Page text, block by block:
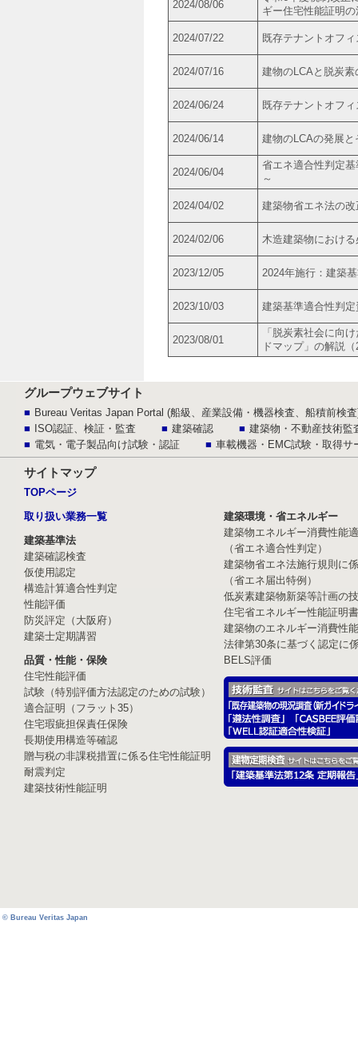
2024/08/06
ギー住宅性能証明
2024/07/22 既存テナントオフ
2024/07/16 建物のLCAと脱炭素
2024/06/24 既存テナントオフ
2024/06/14 建物のLCAの発展と
2024/06/04
省エネ適合性判定
～
2024/04/02 建築物省エネ法の
2024/02/06 木造建築物におけ
2023/12/05 2024年施行：建築
2023/10/03 建築基準適合性判
2023/08/01
「脱炭素社会に向
ドマップ」の解説
グループウェブサイト
Bureau Veritas Japan Portal (船級、産業設備・機器検査、船積前検
ISO認証、検証・監査
建築確認
建築物・不動産技術監
電気・電子製品向け試験・認証
車載機器・EMC試験・取得サ
サイトマップ
TOPページ
取り扱い業務一覧
建築基準法
建築確認検査
仮使用認定
構造計算適合性判定
性能評価
防災評定（大阪府）
建築士定期講習
品質・性能・保険
住宅性能評価
試験（特別評価方法認定のための試験）
適合証明（フラット35）
住宅瑕疵担保責任保険
長期使用構造等確認
贈与税の非課税措置に係る住宅性能証明
耐震判定
建築技術性能証明
建築環境・省エネルギー
建築物エネルギー消費性能
（省エネ適合性判定）
建築物省エネ法施行規則に
（省エネ届出特例）
低炭素建築物新築等計画の
住宅省エネルギー性能証明
建築物のエネルギー消費性
法律第30条に基づく認定に
BELS評価
© Bureau Veritas Japan